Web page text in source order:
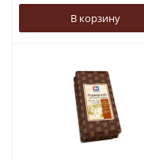
В корзину